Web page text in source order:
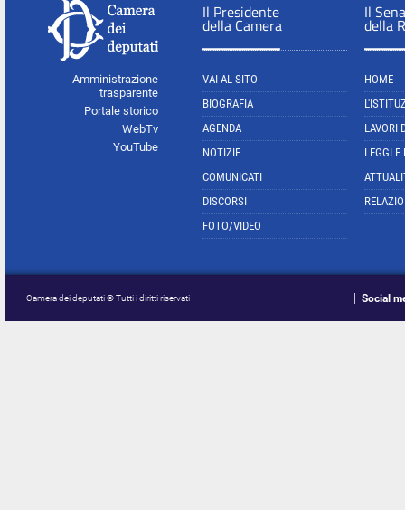
Amministrazione
trasparente
Portale storico
WebTv
YouTube
Il Presidente
della Camera
VAI AL SITO
BIOGRAFIA
AGENDA
NOTIZIE
COMUNICATI
DISCORSI
FOTO/VIDEO
Il
della
HOME
LAVORI
LEGGI E
Camera dei deputati © Tutti i diritti riservati Social